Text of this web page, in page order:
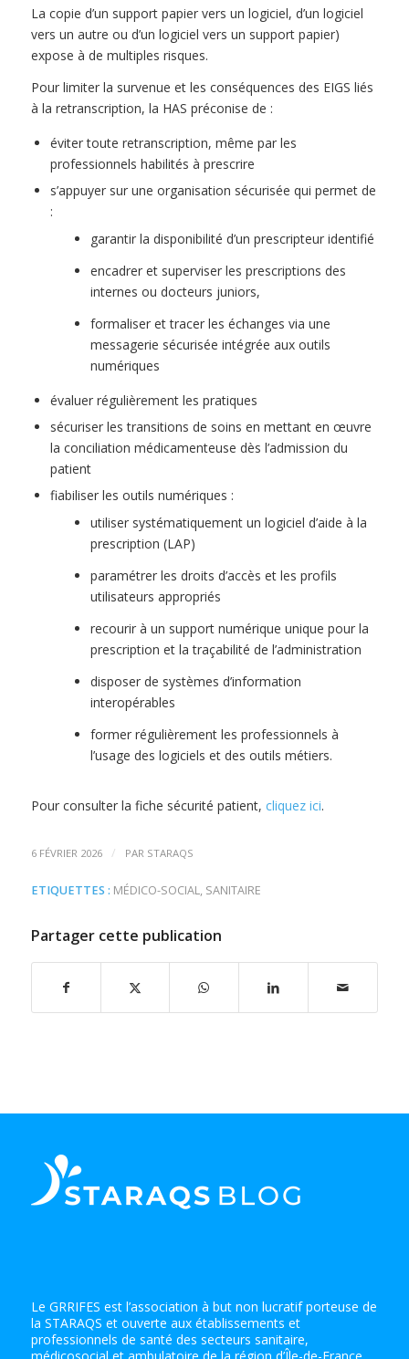
La copie d’un support papier vers un logiciel, d’un logiciel
vers un autre ou d’un logiciel vers un support papier)
expose à de multiples risques.
Pour limiter la survenue et les conséquences des EIGS liés
à la retranscription, la HAS préconise de :
éviter toute retranscription, même par les
professionnels habilités à prescrire
s’appuyer sur une organisation sécurisée qui permet de
:
garantir la disponibilité d’un prescripteur identifié
encadrer et superviser les prescriptions des
internes ou docteurs juniors,
formaliser et tracer les échanges via une
messagerie sécurisée intégrée aux outils
numériques
évaluer régulièrement les pratiques
sécuriser les transitions de soins en mettant en œuvre
la conciliation médicamenteuse dès l’admission du
patient
fiabiliser les outils numériques :
utiliser systématiquement un logiciel d’aide à la
prescription (LAP)
paramétrer les droits d’accès et les profils
utilisateurs appropriés
recourir à un support numérique unique pour la
prescription et la traçabilité de l’administration
disposer de systèmes d’information
interopérables
former régulièrement les professionnels à
l’usage des logiciels et des outils métiers.
Pour consulter la fiche sécurité patient, cliquez ici.
6 FÉVRIER 2026 / PAR STARAQS
ETIQUETTES : MÉDICO-SOCIAL, SANITAIRE
Partager cette publication
Le GRRIFES est l’association à but non lucratif porteuse de
la STARAQS et ouverte aux établissements et
professionnels de santé des secteurs sanitaire,
médicosocial et ambulatoire de la région d’Île-de-France.